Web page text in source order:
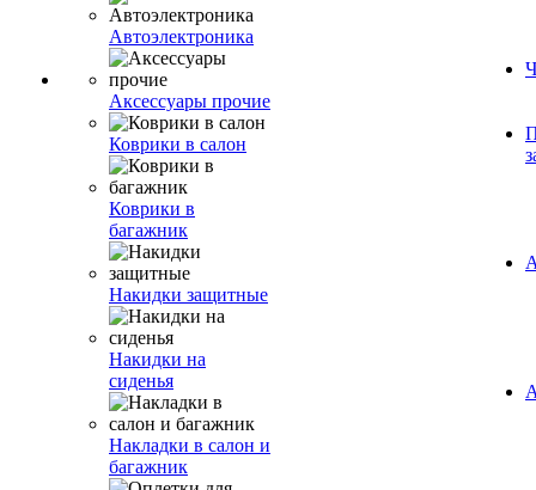
Автоэлектроника
Аксессуары прочие
Коврики в салон
Коврики в
багажник
Накидки защитные
Накидки на
сиденья
Накладки в салон и
багажник